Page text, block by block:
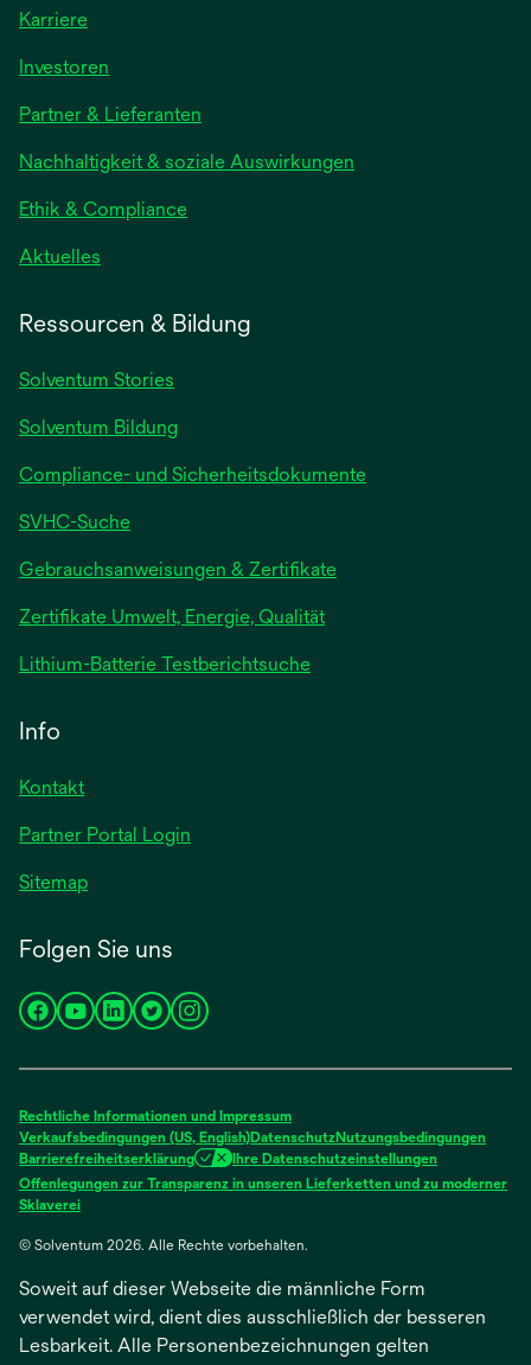
Karriere
Investoren
Partner & Lieferanten
Nachhaltigkeit & soziale Auswirkungen
Ethik & Compliance
Aktuelles
Ressourcen & Bildung
Solventum Stories
Solventum Bildung
Compliance- und Sicherheitsdokumente
SVHC-Suche
Gebrauchsanweisungen & Zertifikatewird
Zertifikate Umwelt, Energie, Qualität
Lithium-Batterie Testberichtsuchewird
Info
Kontakt
Partner Portal Login
Sitemap
Folgen Sie uns
wird
neuen
Registerkarte
geöffnet
wird
neuen
Registerkarte
geöffnet
wird
neuen
Registerkarte
geöffnet
wird
neuen
Registerkarte
geöffnet
wird
neuen
Registerkarte
geöffnet
Rechtliche Informationen und Impressum
Verkaufsbedingungen (US, English)DatenschutzNutzungsbedingungen
Barrierefreiheitserklärung
Ihre Datenschutzeinstellungen
Offenlegungen zur Transparenz in unseren Lieferketten und zu moderner
Sklavereiwird
einer
Registerkarte
geöffnet
© Solventum 2026. Alle Rechte vorbehalten.
Soweit auf dieser Webseite die männliche Form
verwendet wird, dient dies ausschließlich der besseren
Lesbarkeit. Alle Personenbezeichnungen gelten